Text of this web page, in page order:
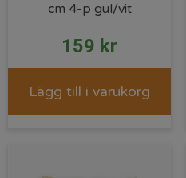
cm 4-p gul/vit
159 kr
Lägg till i varukorg